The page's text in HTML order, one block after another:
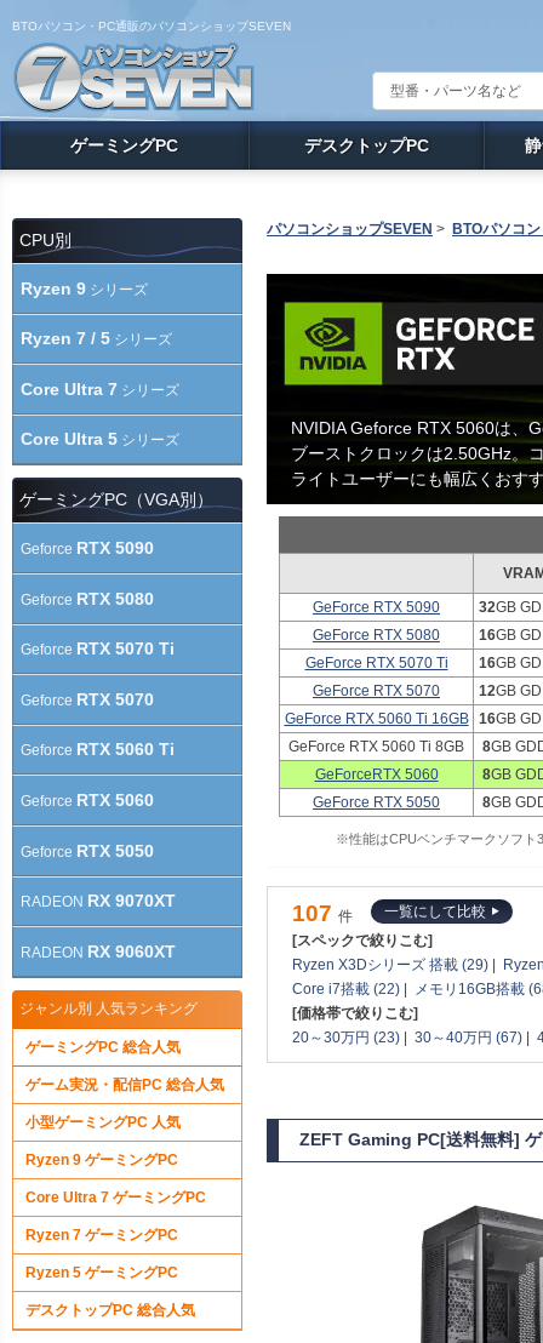
BTOパソコン・PC通販のパソコンショップSEVEN
ゲーミングPC デスクトップPC
パソコンショップSEVEN > BTOパソコ
NVIDIA Geforce RTX 5060は、
ブーストクロックは2.50GHz。
ライトユーザーにも幅広くおす
GeForce RTX 5090
32GB
GeForce RTX 5080
16GB
GeForce RTX 5070 Ti
16GB
GeForce RTX 5070
12GB
GeForce RTX 5060 Ti 16GB
16GB
GeForce RTX 5060 Ti 8GB
8GB
GeForceRTX 5060
8GB
GeForce RTX 5050
8GB
※性能はCPUベンチマークソフト
107 件
一覧にして比較
[スペックで絞りこむ]
Ryzen X3Dシリーズ 搭載 (29) |
Core i7搭載 (22) |
メモリ16GB搭載
[価格帯で絞りこむ]
20～30万円 (23) | 30～40万円 (67) |
ZEFT Gaming PC[送料無料]
CPU別
Ryzen 9 シリーズ
Ryzen 7 / 5 シリーズ
Core Ultra 7 シリーズ
Core Ultra 5 シリーズ
ゲーミングPC（VGA別）
Geforce RTX 5090
Geforce RTX 5080
Geforce RTX 5070 Ti
Geforce RTX 5070
Geforce RTX 5060 Ti
Geforce RTX 5060
Geforce RTX 5050
RADEON RX 9070XT
RADEON RX 9060XT
ジャンル別 人気ランキング
ゲーミングPC 総合人気
ゲーム実況・配信PC 総合人気
小型ゲーミングPC 人気
Ryzen 9 ゲーミングPC
Core Ultra 7 ゲーミングPC
Ryzen 7 ゲーミングPC
Ryzen 5 ゲーミングPC
デスクトップPC 総合人気